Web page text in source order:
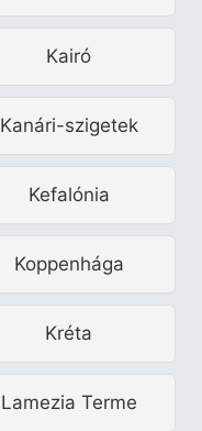
Kairó
Kanári-szigetek
Kefalónia
Koppenhága
Kréta
Lamezia Terme